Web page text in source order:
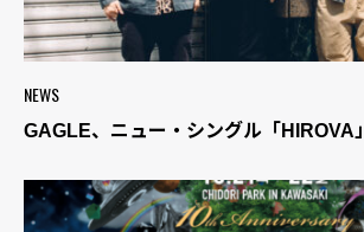
NEWS
GAGLE、ニュー・シングル「HIROVA